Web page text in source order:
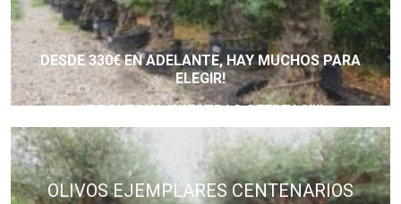
DESDE 330€ EN ADELANTE, HAY MUCHOS PARA
ELEGIR!
APROVECHA NUESTRAS OFERTAS!!!!
OLIVOS EJEMPLARES CENTENARIOS